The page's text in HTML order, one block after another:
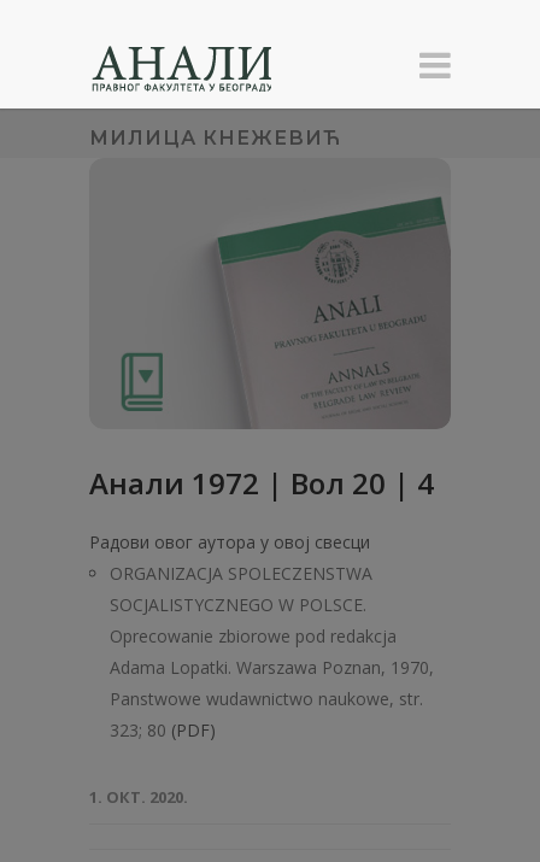
МИЛИЦА КНЕЖЕВИЋ
Анaли 1972 | Вол 20 | 4
Радови овог аутора у овој свесци
ORGANIZACJA SPOLECZENSTWA
SOCJALISTYCZNEGO W POLSCE.
Oprecowanie zbiorowe pod redakcja
Adama Lopatki. Warszawa Poznan, 1970,
Panstwowe wudawnictwo naukowe, str.
323; 80 (PDF)
1. ОКТ. 2020.